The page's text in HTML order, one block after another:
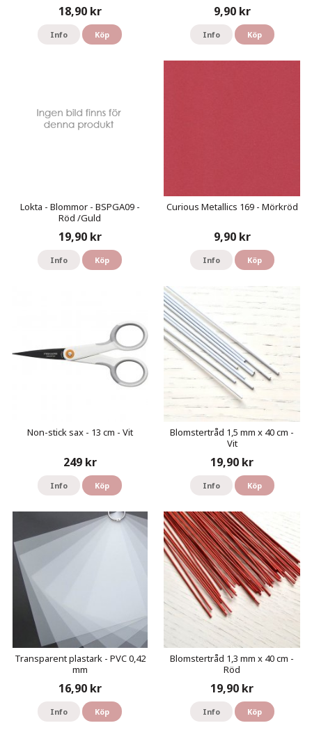
18,90 kr
Info Köp
9,90 kr
Info Köp
Lokta - Blommor - BSPGA09 -
Röd /Guld
19,90 kr
Info Köp
Curious Metallics 169 - Mörkröd
9,90 kr
Info Köp
Non-stick sax - 13 cm - Vit
249 kr
Info Köp
Blomstertråd 1,5 mm x 40 cm -
Vit
19,90 kr
Info Köp
Transparent plastark - PVC 0,42
mm
16,90 kr
Info Köp
Blomstertråd 1,3 mm x 40 cm -
Röd
19,90 kr
Info Köp